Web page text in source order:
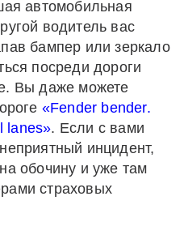
автомобильная
водитель вас
бампер или зеркало
посреди дороги
Вы даже можете
«Fender bender.
lanes». Если с вами
инцидент,
обочину и уже там
страховых